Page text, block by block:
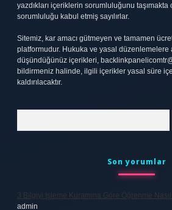
yazdıkları içeriklerin sorumluluğunu
sorumluluğu kabul etmiş sayılırlar.
Sitemiz, kar amacı gütmeyen ve tamamen
platformudur. Hukuka ve yasal düzenlemelere
düşündüğünüz içerikleri,
bildirmeniz halinde, ilgili içerikler yasal süre
kaldırılacaktır.
Son yorumlar
3 Bilgiyi Işleme Kuramına Göre Öğrenme Nasıl
admin